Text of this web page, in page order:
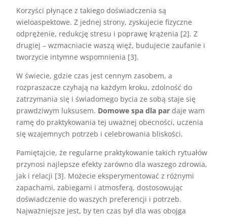
Korzyści płynące z takiego doświadczenia są
wieloaspektowe. Z jednej strony, zyskujecie fizyczne
odprężenie, redukcję stresu i poprawę krążenia [2]. Z
drugiej – wzmacniacie waszą więź, budujecie zaufanie i
tworzycie intymne wspomnienia [3].
W świecie, gdzie czas jest cennym zasobem, a
rozpraszacze czyhają na każdym kroku, zdolność do
zatrzymania się i świadomego bycia ze sobą staje się
prawdziwym luksusem. Domowe spa dla par daje wam
ramę do praktykowania tej uważnej obecności, uczenia
się wzajemnych potrzeb i celebrowania bliskości.
Pamiętajcie, że regularne praktykowanie takich rytuałów
przynosi najlepsze efekty zarówno dla waszego zdrowia,
jak i relacji [3]. Możecie eksperymentować z różnymi
zapachami, zabiegami i atmosferą, dostosowując
doświadczenie do waszych preferencji i potrzeb.
Najważniejsze jest, by ten czas był dla was obojga